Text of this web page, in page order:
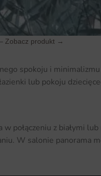
Zobacz produkt →
spokoju i
lub pokoju
połączeniu z białymi
W salonie panorama